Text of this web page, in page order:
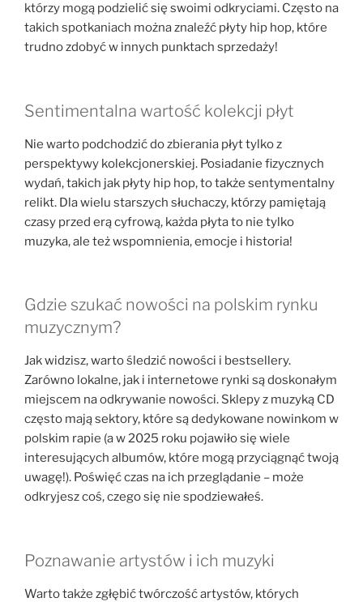
którzy mogą podzielić się swoimi odkryciami. Często na
takich spotkaniach można znaleźć płyty hip hop, które
trudno zdobyć w innych punktach sprzedaży!
Sentimentalna wartość kolekcji płyt
Nie warto podchodzić do zbierania płyt tylko z
perspektywy kolekcjonerskiej. Posiadanie fizycznych
wydań, takich jak płyty hip hop, to także sentymentalny
relikt. Dla wielu starszych słuchaczy, którzy pamiętają
czasy przed erą cyfrową, każda płyta to nie tylko
muzyka, ale też wspomnienia, emocje i historia!
Gdzie szukać nowości na polskim rynku
muzycznym?
Jak widzisz, warto śledzić nowości i bestsellery.
Zarówno lokalne, jak i internetowe rynki są doskonałym
miejscem na odkrywanie nowości. Sklepy z muzyką CD
często mają sektory, które są dedykowane nowinkom w
polskim rapie (a w 2025 roku pojawiło się wiele
interesujących albumów, które mogą przyciągnąć twoją
uwagę!). Poświęć czas na ich przeglądanie – może
odkryjesz coś, czego się nie spodziewałeś.
Poznawanie artystów i ich muzyki
Warto także zgłębić twórczość artystów, których